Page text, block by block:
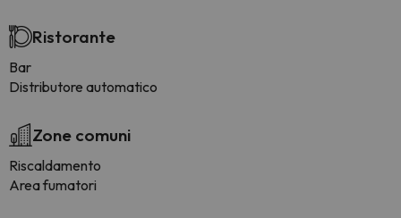
Ristorante
Bar
Distributore automatico
Zone comuni
Riscaldamento
Area fumatori